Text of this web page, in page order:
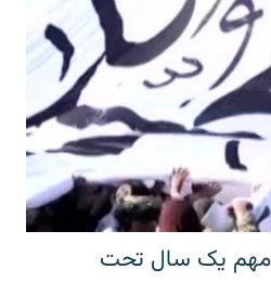
مهم یک سال تحت